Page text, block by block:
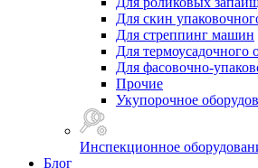
Для скин
Для стреппинг машин
Для термоусадочного
Для фасовочно-
Прочие
Укупорочное
Инспекционное
Блог